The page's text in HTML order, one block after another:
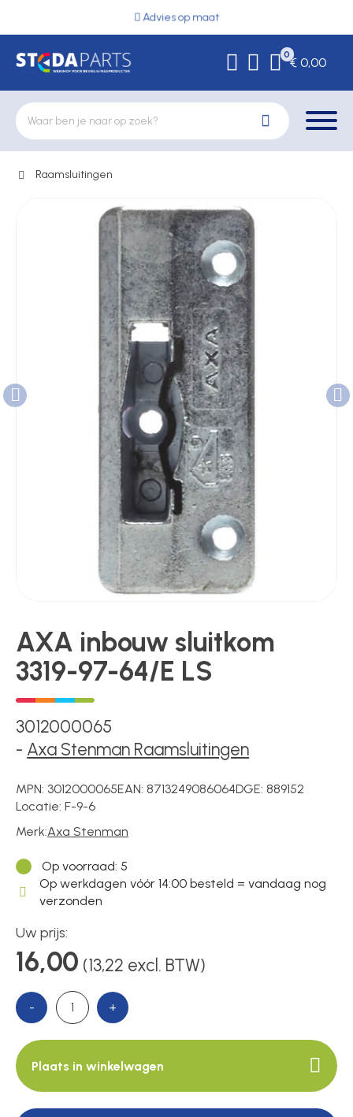
Advies op maat
0
€ 0,00
Deurbeslag
Elektrische vergrendeling
Hekwerkonderdelen
Poortonderdelen
Toegangscontrole
Toegangsverlening
Voedingen
Over ons
Contact
Raamsluitingen
AXA inbouw sluitkom
3319-97-64/E LS
3012000065
- Axa Stenman Raamsluitingen
MPN: 3012000065EAN:8713249086064DGE:889152
Locatie:F-9-6
Merk:Axa Stenman
Op voorraad: 5
Op werkdagen vóór 14:00 besteld = vandaag nog
verzonden
Uw prijs:
16,00 (13,22 excl. BTW)
- +
Plaats in winkelwagen